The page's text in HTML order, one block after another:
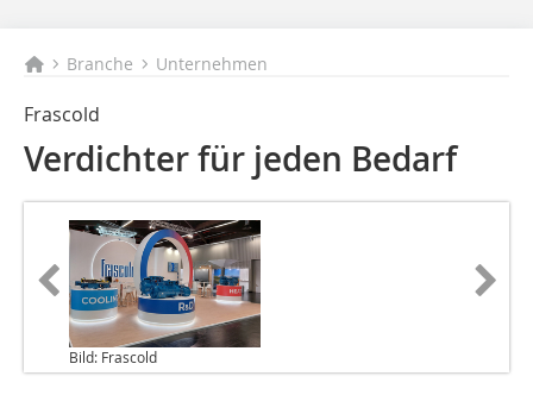
Branche Unternehmen
Frascold
Verdichter für jeden Bedarf
Bild: Frascold